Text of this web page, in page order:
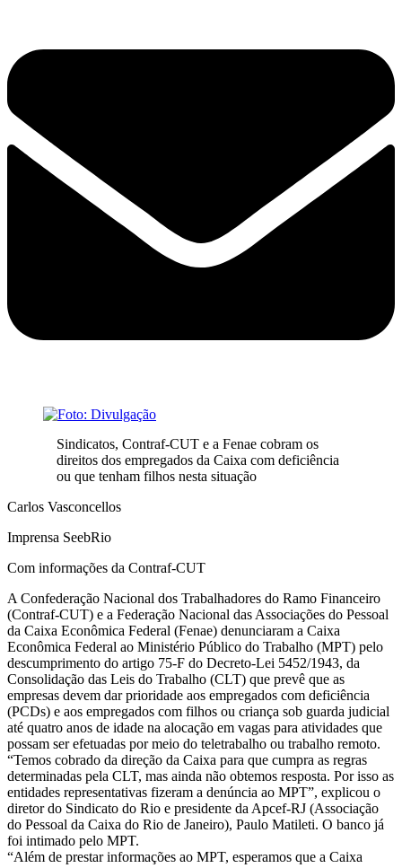
Sindicatos, Contraf-CUT e a Fenae cobram os
direitos dos empregados da Caixa com deficiência
ou que tenham filhos nesta situação
Carlos Vasconcellos
Imprensa SeebRio
Com informações da Contraf-CUT
A Confederação Nacional dos Trabalhadores do Ramo Financeiro
(Contraf-CUT) e a Federação Nacional das Associações do Pessoal
da Caixa Econômica Federal (Fenae) denunciaram a Caixa
Econômica Federal ao Ministério Público do Trabalho (MPT) pelo
descumprimento do artigo 75-F do Decreto-Lei 5452/1943, da
Consolidação das Leis do Trabalho (CLT) que prevê que as
empresas devem dar prioridade aos empregados com deficiência
(PCDs) e aos empregados com filhos ou criança sob guarda judicial
até quatro anos de idade na alocação em vagas para atividades que
possam ser efetuadas por meio do teletrabalho ou trabalho remoto.
“Temos cobrado da direção da Caixa para que cumpra as regras
determinadas pela CLT, mas ainda não obtemos resposta. Por isso as
entidades representativas fizeram a denúncia ao MPT”, explicou o
diretor do Sindicato do Rio e presidente da Apcef-RJ (Associação
do Pessoal da Caixa do Rio de Janeiro), Paulo Matileti. O banco já
foi intimado pelo MPT.
“Além de prestar informações ao MPT, esperamos que a Caixa